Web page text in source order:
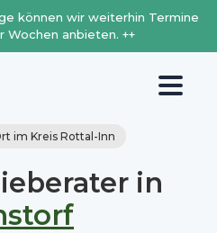
können wir weiterhin Termine
Wochen anbieten. ++
im Kreis Rottal-Inn
in